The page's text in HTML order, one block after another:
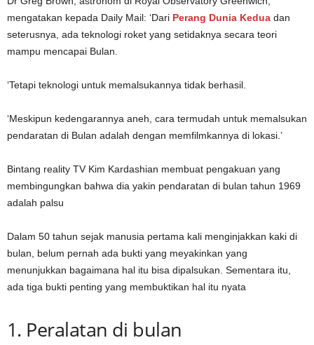
mengatakan kepada Daily Mail: ‘Dari Perang Dunia Kedua dan
seterusnya, ada teknologi roket yang setidaknya secara teori
mampu mencapai Bulan.
‘Tetapi teknologi untuk memalsukannya tidak berhasil.
‘Meskipun kedengarannya aneh, cara termudah untuk memalsukan
pendaratan di Bulan adalah dengan memfilmkannya di lokasi.’
Bintang reality TV Kim Kardashian membuat pengakuan yang
membingungkan bahwa dia yakin pendaratan di bulan tahun 1969
adalah palsu
Dalam 50 tahun sejak manusia pertama kali menginjakkan kaki di
bulan, belum pernah ada bukti yang meyakinkan yang
menunjukkan bagaimana hal itu bisa dipalsukan. Sementara itu,
ada tiga bukti penting yang membuktikan hal itu nyata
1. Peralatan di bulan